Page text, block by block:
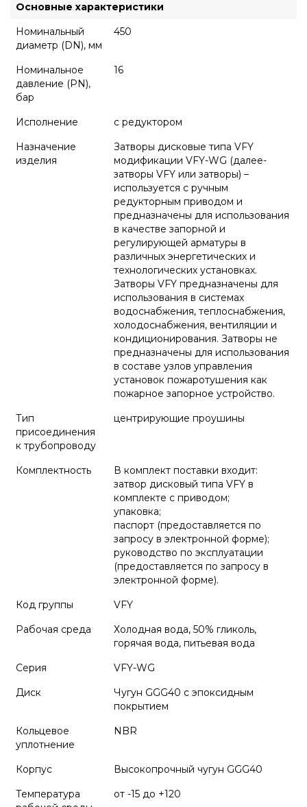
Основные характеристики
Номинальный
диаметр (DN), мм
450
Номинальное
давление (PN),
бар
16
Исполнение
с редуктором
Назначение
изделия
Затворы дисковые типа VFY
модификации VFY-WG (далее-
затворы VFY или затворы) –
используется с ручным
редукторным приводом и
предназначены для использования
в качестве запорной и
регулирующей арматуры в
различных энергетических и
технологических установках.
Затворы VFY предназначены для
использования в системах
водоснабжения, теплоснабжения,
холодоснабжения, вентиляции и
кондиционирования. Затворы не
предназначены для использования
в составе узлов управления
установок пожаротушения как
пожарное запорное устройство.
Тип
присоединения
к трубопроводу
центрирующие проушины
Комплектность
В комплект поставки входит:
затвор дисковый типа VFY в
комплекте с приводом;
упаковка;
паспорт (предоставляется по
запросу в электронной форме);
руководство по эксплуатации
(предоставляется по запросу в
электронной форме).
Код группы
VFY
Рабочая среда
Холодная вода, 50% гликоль,
горячая вода, питьевая вода
Серия
VFY-WG
Диск
Чугун GGG40 c эпоксидным
покрытием
Кольцевое
уплотнение
NBR
Корпус
Высокопрочный чугун GGG40
Температура
от -15 до +120